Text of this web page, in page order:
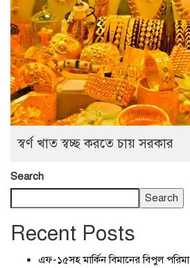
স্বর্ণ খাত স্বচ্ছ করতে চায় সরকার
Search
Search
Recent Posts
এফ-১৫সহ মার্কিন বিমানের বিপুল